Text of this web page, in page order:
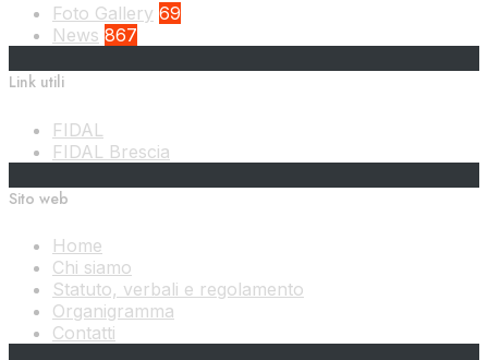
Foto Gallery 69
News 867
Link utili
FIDAL
FIDAL Brescia
Sito web
Home
Chi siamo
Statuto, verbali e regolamento
Organigramma
Contatti